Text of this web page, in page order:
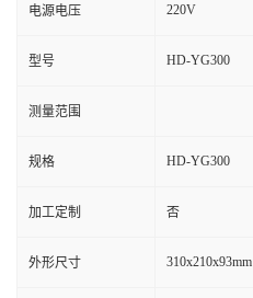
电源电压 220V
型号 HD-YG300
测量范围
规格 HD-YG300
加工定制 否
外形尺寸 310x210x93mm